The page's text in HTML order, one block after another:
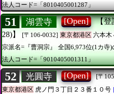
法人コード=「8010405001287」
51 湖雲寺 [Open]
【登
28)】
[〒106-0032] 東京都港区 六本木
宗派名=『曹洞宗』
全国6,973位(1カ寺)
法人コード=「9010405001311」
52 光圓寺 [Open]
[〒
東京都港区 虎ノ門３丁目２３番１０号